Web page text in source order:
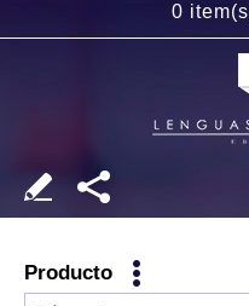
0
Producto